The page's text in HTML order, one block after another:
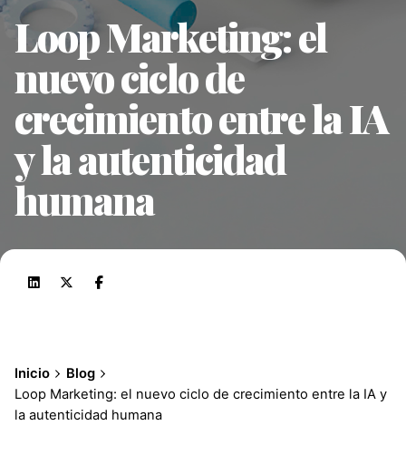
Loop Marketing: el
nuevo ciclo de
crecimiento entre la IA
y la autenticidad
humana
Inicio
Blog
Loop Marketing: el nuevo ciclo de crecimiento entre la IA y
la autenticidad humana